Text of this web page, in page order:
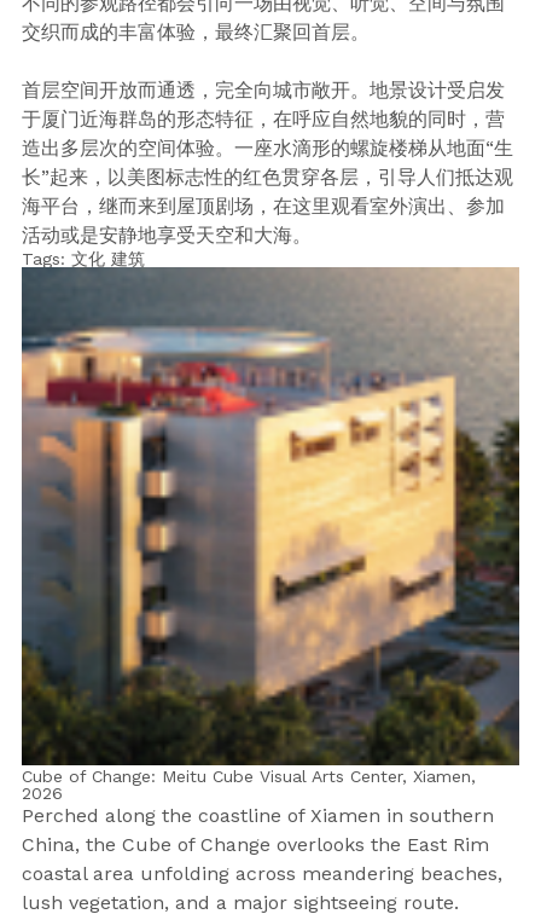
交织而成的丰富体验，最终汇聚回首层。
首层空间开放而通透，完全向城市敞开。地景设计受启发
于厦门近海群岛的形态特征，在呼应自然地貌的同时，营
造出多层次的空间体验。一座水滴形的螺旋楼梯从地面“生
长”起来，以美图标志性的红色贯穿各层，引导人们抵达观
海平台，继而来到屋顶剧场，在这里观看室外演出、参加
活动或是安静地享受天空和大海。
Tags: 文化 建筑
Cube of Change: Meitu Cube Visual Arts Center, Xiamen,
2026
Perched along the coastline of Xiamen in southern
China, the Cube of Change overlooks the East Rim
coastal area unfolding across meandering beaches,
lush vegetation, and a major sightseeing route.